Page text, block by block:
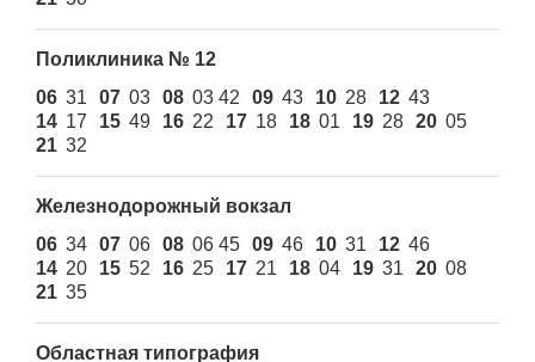
Поликлиника № 12
06 31 07 03 08 03 42 09 43 10 28 12 43
14 17 15 49 16 22 17 18 18 01 19 28 20 05
21 32
Железнодорожный вокзал
06 34 07 06 08 06 45 09 46 10 31 12 46
14 20 15 52 16 25 17 21 18 04 19 31 20 08
21 35
Областная типография